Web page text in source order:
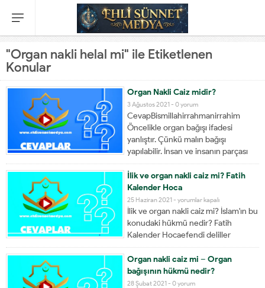
"Organ nakli helal mi" ile Etiketlenen
Konular
Organ Nakli Caiz midir?
3 Ağustos 2021 - 0 yorum
CevapBismillahirrahmanirrahim
Öncelikle organ bağışı ifadesi
yanlıştır. Çünkü malın bağışı
yapılabilir. İnsan ve insanın parçası
olan organ ise mal değildir ve bunun
bağışı yapılamaz. Çünkü insan
mükerrem, değerli bir varlıktır.
Bedenimiz ve canımız bizim
tasarrufumuzda değildir, bize
emanettir. Bu nedenle organ...
İlik ve organ nakli caiz mi? Fatih
Kalender Hoca
25 Haziran 2021 - yorumlar kapalı
İlik ve organ nakli caiz mi? İslam'ın bu
konudaki hükmü nedir? Fatih
Kalender Hocaefendi deliller
ışığında anlatmaktadır.
http://www.dailymotion.com/video/
ve-organ-nakli-caiz-mi_school
Organ nakli caiz mi – Organ
bağışının hükmü nedir?
28 Şubat 2021 - 0 yorum